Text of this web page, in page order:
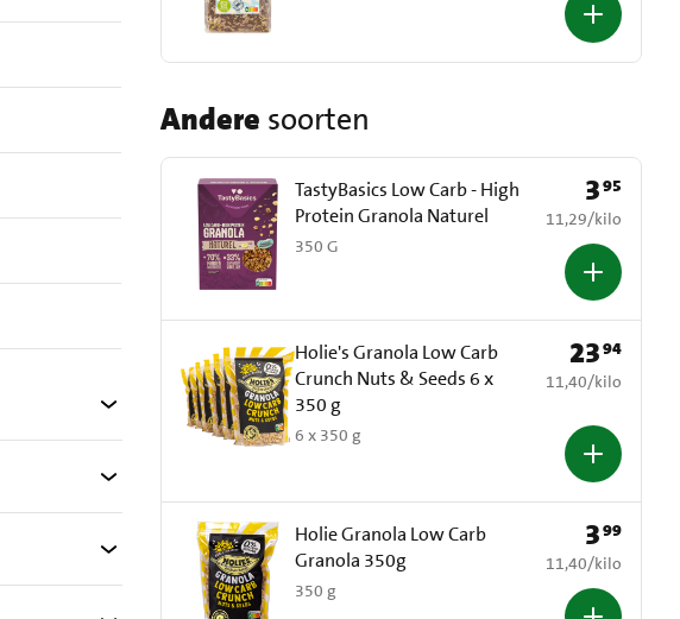
Andere soorten
TastyBasics Low Carb - High
Protein Granola Naturel
350 G
Prijs: € 3,95
395
€ 11,29 per kilo
11,29/kilo
Holie's Granola Low Carb
Crunch Nuts & Seeds 6 x
350 g
6 x 350 g
Prijs: € 23,94
2394
€ 11,40 per kilo
11,40/kilo
Holie Granola Low Carb
Granola 350g
350 g
Prijs: € 3,99
399
€ 11,40 per kilo
11,40/kilo